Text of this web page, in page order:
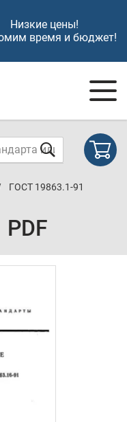
Низкие цены!
время и бюджет!
ГОСТ 19863.1-91